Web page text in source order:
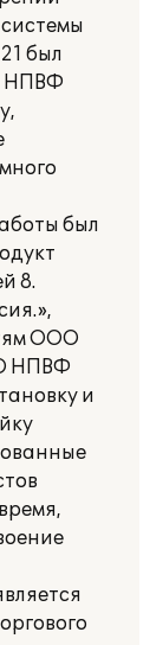
был
НПВФ
был
8.
ООО
НПВФ
и